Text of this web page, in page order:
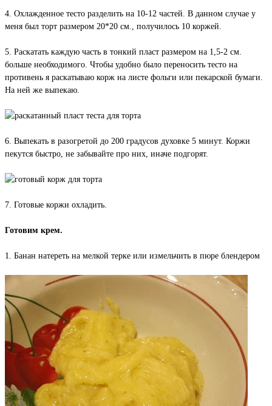
4. Охлажденное тесто разделить на 10-12 частей. В данном случае у
меня был торт размером 20*20 см., получилось 10 коржей.
5. Раскатать каждую часть в тонкий пласт размером на 1,5-2 см.
больше необходимого. Чтобы удобно было переносить тесто на
противень я раскатываю корж на листе фольги или пекарской бумаги.
На ней же выпекаю.
6. Выпекать в разогретой до 200 градусов духовке 5 минут. Коржи
пекутся быстро, не забывайте про них, иначе подгорят.
7. Готовые коржи охладить.
Готовим крем.
1. Банан натереть на мелкой терке или измельчить в пюре блендером